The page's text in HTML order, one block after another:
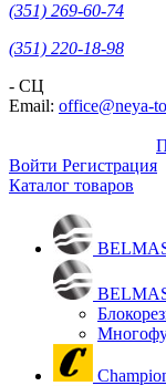
(351) 269-60-74
(351) 220-18-98
- СЦ
Email: office@neya-
Войти Регистрация
Каталог товаров